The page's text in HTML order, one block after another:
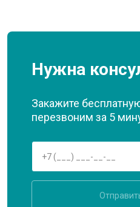
Нужна
Закажите
перезвоним за 5